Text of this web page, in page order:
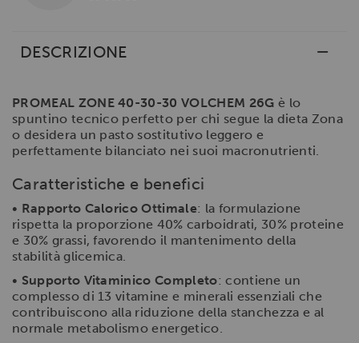
DESCRIZIONE
PROMEAL ZONE 40-30-30 VOLCHEM 26G è lo
spuntino tecnico perfetto per chi segue la dieta Zona
o desidera un pasto sostitutivo leggero e
perfettamente bilanciato nei suoi macronutrienti.
Caratteristiche e benefici
• Rapporto Calorico Ottimale: la formulazione
rispetta la proporzione 40% carboidrati, 30% proteine
e 30% grassi, favorendo il mantenimento della
stabilità glicemica.
• Supporto Vitaminico Completo: contiene un
complesso di 13 vitamine e minerali essenziali che
contribuiscono alla riduzione della stanchezza e al
normale metabolismo energetico.